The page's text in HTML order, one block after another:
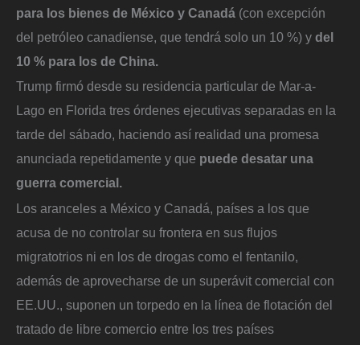
para los bienes de México y Canadá (con excepción
del petróleo canadiense, que tendrá solo un 10 %) y del
10 % para los de China.
Trump firmó desde su residencia particular de Mar-a-
Lago en Florida tres órdenes ejecutivas separadas en la
tarde del sábado, haciendo así realidad una promesa
anunciada repetidamente y que puede desatar una
guerra comercial.
Los aranceles a México y Canadá, países a los que
acusa de no controlar su frontera en sus flujos
migratotrios ni en los de drogas como el fentanilo,
además de aprovecharse de un superávit comercial con
EE.UU., suponen un torpedo en la línea de flotación del
tratado de libre comercio entre los tres países